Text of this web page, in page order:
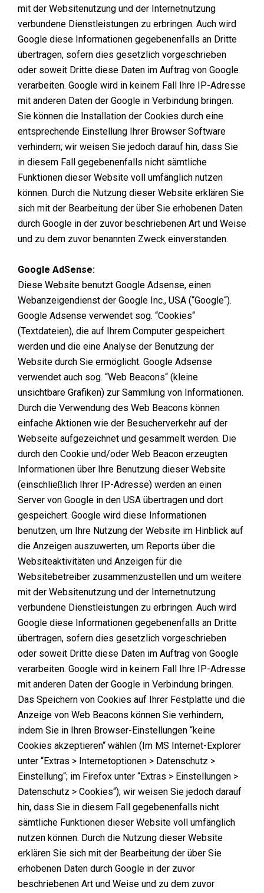
mit der Websitenutzung und der Internetnutzung
verbundene Dienstleistungen zu erbringen. Auch wird
Google diese Informationen gegebenenfalls an Dritte
übertragen, sofern dies gesetzlich vorgeschrieben
oder soweit Dritte diese Daten im Auftrag von Google
verarbeiten. Google wird in keinem Fall Ihre IP-Adresse
mit anderen Daten der Google in Verbindung bringen.
Sie können die Installation der Cookies durch eine
entsprechende Einstellung Ihrer Browser Software
verhindern; wir weisen Sie jedoch darauf hin, dass Sie
in diesem Fall gegebenenfalls nicht sämtliche
Funktionen dieser Website voll umfänglich nutzen
können. Durch die Nutzung dieser Website erklären Sie
sich mit der Bearbeitung der über Sie erhobenen Daten
durch Google in der zuvor beschriebenen Art und Weise
und zu dem zuvor benannten Zweck einverstanden.
Google AdSense:
Diese Website benutzt Google Adsense, einen
Webanzeigendienst der Google Inc., USA (“Google“).
Google Adsense verwendet sog. “Cookies“
(Textdateien), die auf Ihrem Computer gespeichert
werden und die eine Analyse der Benutzung der
Website durch Sie ermöglicht. Google Adsense
verwendet auch sog. “Web Beacons“ (kleine
unsichtbare Grafiken) zur Sammlung von Informationen.
Durch die Verwendung des Web Beacons können
einfache Aktionen wie der Besucherverkehr auf der
Webseite aufgezeichnet und gesammelt werden. Die
durch den Cookie und/oder Web Beacon erzeugten
Informationen über Ihre Benutzung dieser Website
(einschließlich Ihrer IP-Adresse) werden an einen
Server von Google in den USA übertragen und dort
gespeichert. Google wird diese Informationen
benutzen, um Ihre Nutzung der Website im Hinblick auf
die Anzeigen auszuwerten, um Reports über die
Websiteaktivitäten und Anzeigen für die
Websitebetreiber zusammenzustellen und um weitere
mit der Websitenutzung und der Internetnutzung
verbundene Dienstleistungen zu erbringen. Auch wird
Google diese Informationen gegebenenfalls an Dritte
übertragen, sofern dies gesetzlich vorgeschrieben
oder soweit Dritte diese Daten im Auftrag von Google
verarbeiten. Google wird in keinem Fall Ihre IP-Adresse
mit anderen Daten der Google in Verbindung bringen.
Das Speichern von Cookies auf Ihrer Festplatte und die
Anzeige von Web Beacons können Sie verhindern,
indem Sie in Ihren Browser-Einstellungen “keine
Cookies akzeptieren“ wählen (Im MS Internet-Explorer
unter “Extras > Internetoptionen > Datenschutz >
Einstellung“; im Firefox unter “Extras > Einstellungen >
Datenschutz > Cookies“); wir weisen Sie jedoch darauf
hin, dass Sie in diesem Fall gegebenenfalls nicht
sämtliche Funktionen dieser Website voll umfänglich
nutzen können. Durch die Nutzung dieser Website
erklären Sie sich mit der Bearbeitung der über Sie
erhobenen Daten durch Google in der zuvor
beschriebenen Art und Weise und zu dem zuvor